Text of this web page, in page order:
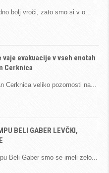
bolj vroči, zato smo si v o
vaje evakuacije v vseh enotah
Cerknica
Cerknica veliko pozornosti na
BELI GABER LEVČKI,
Beli Gaber smo se imeli zelo